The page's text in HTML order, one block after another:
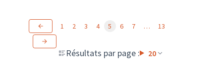
Résultats par page : 20
1 2 3 4 5 6 7 … 13